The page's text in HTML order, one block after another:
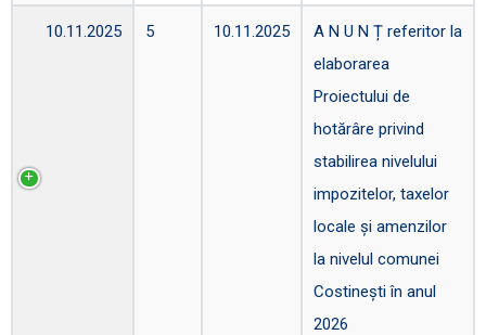
10.11.2025 5 10.11.2025
A N U N Ț referitor la
elaborarea
Proiectului de
hotărâre privind
stabilirea nivelului
impozitelor, taxelor
locale şi amenzilor
la nivelul comunei
Costinești în anul
2026